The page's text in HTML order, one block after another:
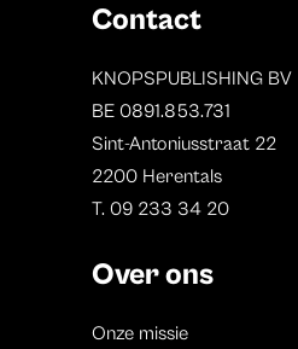
Contact
KNOPSPUBLISHING BV
BE 0891.853.731
Sint-Antoniusstraat 22
2200 Herentals
T. 09 233 34 20
Over ons
Onze missie